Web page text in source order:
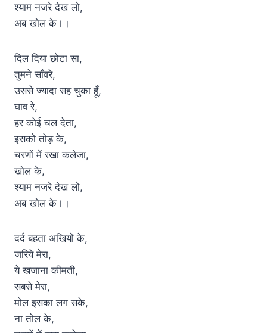
श्याम नजरे देख लो,
अब खोल के।।
दिल दिया छोटा सा,
तुमने साँवरे,
उससे ज्यादा सह चुका हूँ,
घाव रे,
हर कोई चल देता,
इसको तोड़ के,
चरणों में रखा कलेजा,
खोल के,
श्याम नजरे देख लो,
अब खोल के।।
दर्द बहता अखियों के,
जरिये मेरा,
ये खजाना कीमती,
सबसे मेरा,
मोल इसका लग सके,
ना तोल के,